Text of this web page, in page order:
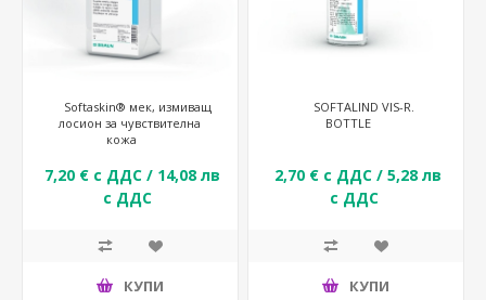
Softaskin® мек, измиващ
лосион за чувствителна
кожа
7,20 € с ДДС / 14,08 лв
с ДДС
КУПИ
SOFTALIND VIS-R.
BOTTLE
2,70 € с ДДС / 5,28 лв
с ДДС
КУПИ